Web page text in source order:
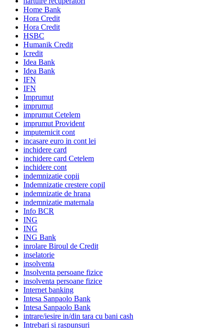
Home Bank
Hora Credit
Hora Credit
HSBC
Humanik Credit
Icredit
Idea Bank
Idea Bank
IFN
IFN
Imprumut
imprumut
imprumut Cetelem
imprumut Provident
imputernicit cont
incasare euro in cont lei
inchidere card
inchidere card Cetelem
inchidere cont
indemnizatie copii
Indemnizatie crestere copil
indemnizatie de hrana
indemnizatie maternala
Info BCR
ING
ING
ING Bank
inrolare Biroul de Credit
inselatorie
insolventa
Insolventa persoane fizice
insolventa persoane fizice
Internet banking
Intesa Sanpaolo Bank
Intesa Sanpaolo Bank
intrare/iesire in/din tara cu bani cash
Intrebari si raspunsuri